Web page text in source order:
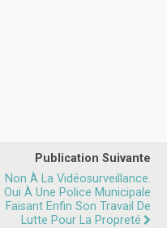
Publication Suivante
Non À La Vidéosurveillance.
Oui À Une Police Municipale
Faisant Enfin Son Travail De
Lutte Pour La Propreté